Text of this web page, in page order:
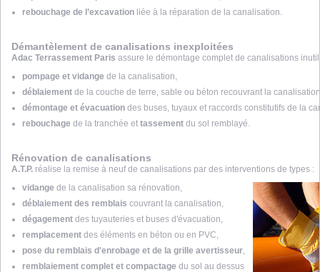
rebouchage de l’excavation liée à la réparation de la canalisation.
Démantèlement de canalisations inexploitées
Adac Terrassement Paris assure le démontage complet de canalisations
pompage et vidange de la canalisation,
déblaiement de la couche de terre, sable ou béton recouvrant la
démontage et évacuation des buses, tuyaux et raccords constitutifs de la
rebouchage de la tranchée et tassement du sol remblayé.
Rénovation de canalisations
A.T.P. réalise la remise à neuf de canalisations par des interventions de types :
vidange de la canalisation sa rénovation,
déblaiement des remblais couvrant la canalisation,
dégagement des tuyauteries et buses d'évacuation,
remplacement des éléments en béton ou en PVC,
pose du remblais d'enrobage et de la grille avertisseur,
remblaiement complet et compactage du sol au dessus